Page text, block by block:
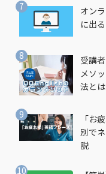
オン
に出
受講
メソ
法と
「お
別で
説